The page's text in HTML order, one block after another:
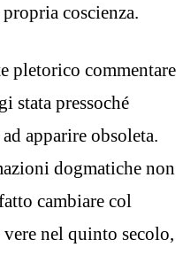
coscienza.
pletorico commentare
stata pressoché
apparire obsoleta.
dogmatiche non
cambiare col
vere nel quinto secolo,